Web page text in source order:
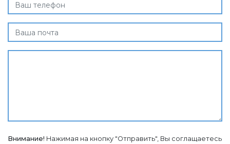
Внимание! Нажимая на кнопку "Отправить", Вы соглащаетесь